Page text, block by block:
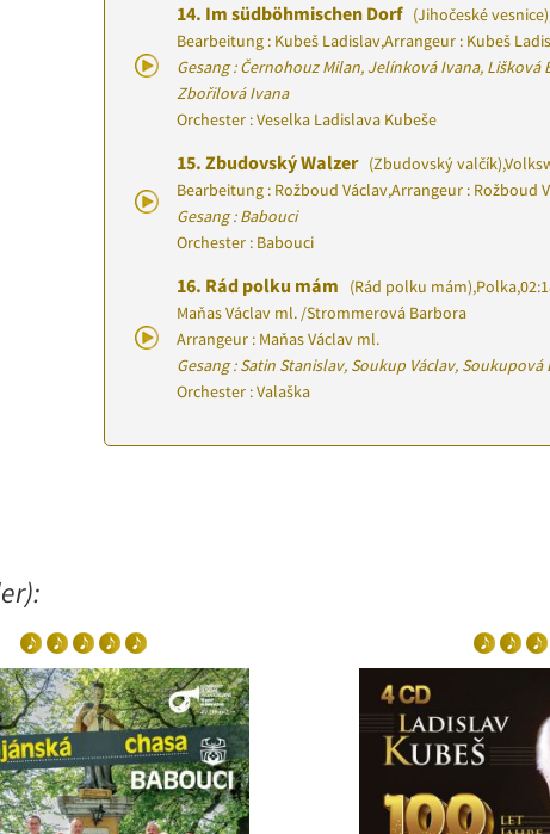
14. Im südböhmischen Dorf (Jihočeské vesnice)
Bearbeitung : Kubeš Ladislav,Arrangeur : Kubeš
Gesang : Černohouz Milan, Jelínková Ivana, Lišková
Zbořilová Ivana
Orchester : Veselka Ladislava Kubeše
15. Zbudovský Walzer (Zbudovský valčík),
Bearbeitung : Rožboud Václav,Arrangeur : Rožboud
Gesang : Babouci
Orchester : Babouci
16. Rád polku mám (Rád polku mám),Polka,
Maňas Václav ml. /Strommerová Barbora
Arrangeur : Maňas Václav ml.
Gesang : Satin Stanislav, Soukup Václav,
Orchester : Valaška